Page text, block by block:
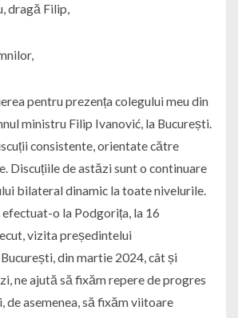
dragă Filip,
pentru prezența colegului meu din
ministru Filip Ivanović, la București.
consistente, orientate către
Discuțiile de astăzi sunt o continuare
bilateral dinamic la toate nivelurile.
o la Podgorița, la 16
vizita președintelui
din martie 2024, cât și
ne ajută să fixăm repere de progres
de asemenea, să fixăm viitoare